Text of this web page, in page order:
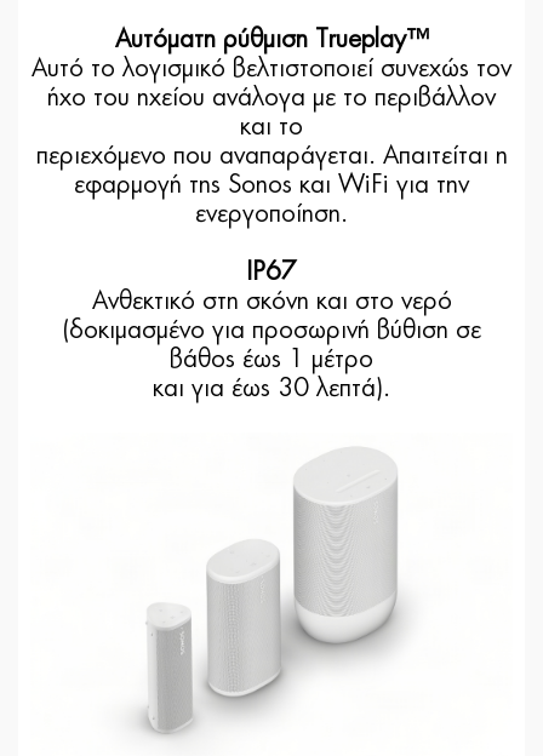
Αυτόματη ρύθμιση Trueplay™
Αυτό το λογισμικό βελτιστοποιεί συνεχώς τον
ήχο του ηχείου ανάλογα με το περιβάλλον
και το
περιεχόμενο που αναπαράγεται. Απαιτείται η
εφαρμογή της Sonos και WiFi για την
ενεργοποίηση.
IP67
Ανθεκτικό στη σκόνη και στο νερό
(δοκιμασμένο για προσωρινή βύθιση σε
βάθος έως 1 μέτρο
και για έως 30 λεπτά).